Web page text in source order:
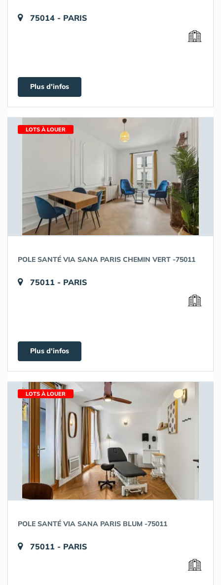
75014 - PARIS
Plus d'infos
LOTS À LOUER
POLE SANTÉ VIA SANA PARIS CHEMIN VERT -75011
75011 - PARIS
Plus d'infos
LOTS À LOUER
POLE SANTÉ VIA SANA PARIS BLUM -75011
75011 - PARIS